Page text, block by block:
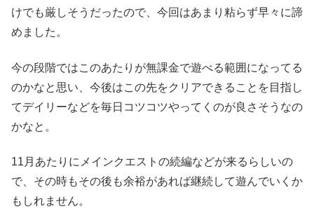
けでも厳しそうだったので、今回はあまり粘らず早々に諦
めました。
今の段階ではこのあたりが無課金で遊べる範囲になってる
のかなと思い、今後はこの先をクリアできることを目指し
てデイリーなどを毎日コツコツやってくのが良さそうなの
かなと。
11月あたりにメインクエストの続編などが来るらしいの
で、その時もその後も余裕があれば継続して遊んでいくか
もしれません。